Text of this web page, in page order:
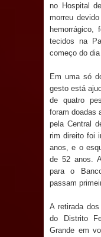
O
no Hospital
morreu
hemorrágico,
tecidos na
começo do
Em uma só
gesto está
de quatro
foram doadas
pela Central
rim direito foi
anos, e o
de 52 anos.
para o
passam
A retirada
do Distrito
Grande em